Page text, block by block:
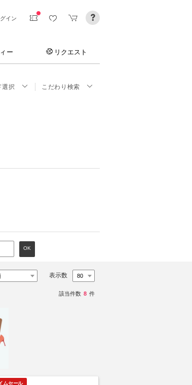
イン
ー リクエスト
選択 こだわり検索
OK
表示数
該当件数 8 件
ムセール